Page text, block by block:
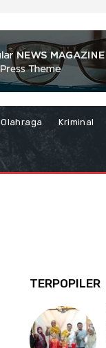
Olahraga Kriminal
TERPOPILER